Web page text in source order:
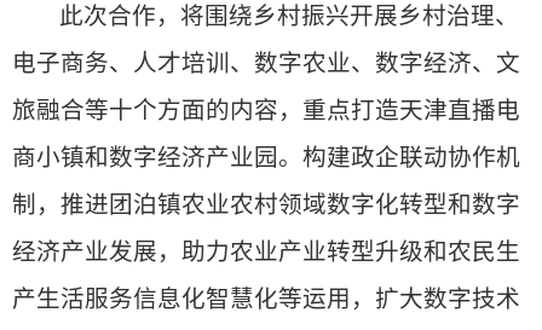
此次合作，将围绕乡村振兴开展乡村治理、
电子商务、人才培训、数字农业、数字经济、文
旅融合等十个方面的内容，重点打造天津直播电
商小镇和数字经济产业园。构建政企联动协作机
制，推进团泊镇农业农村领域数字化转型和数字
经济产业发展，助力农业产业转型升级和农民生
产生活服务信息化智慧化等运用，扩大数字技术